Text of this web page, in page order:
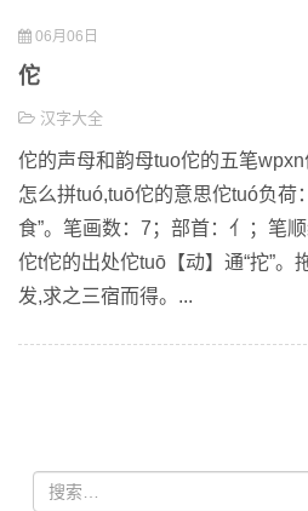
06月06日
佗
汉字大全
佗的声母和韵母tuo佗的五笔
怎么拼tuó,tuō佗的意思佗tuó负荷
食”。笔画数：7；部首：亻；笔
佗t佗的出处佗tuō【动】通“拕”。
发,求之三宿而得。...